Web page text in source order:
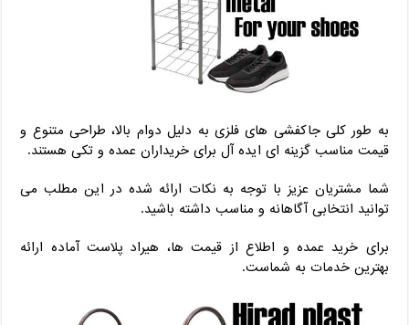
به طور کلی جاکفشی های فلزی به دلیل دوام بالا، طراحی متنوع و
قیمت مناسب گزینه ای ایده آل برای خریداران عمده و تکی هستند.
شما مشتریان عزیز با توجه به نکات ارائه شده در این مطلب می
توانید انتخابی آگاهانه و مناسب داشته باشید.
برای خرید عمده و اطلاع از قیمت ها، هیراد پلاست آماده ارائه
بهترین خدمات به شماست.